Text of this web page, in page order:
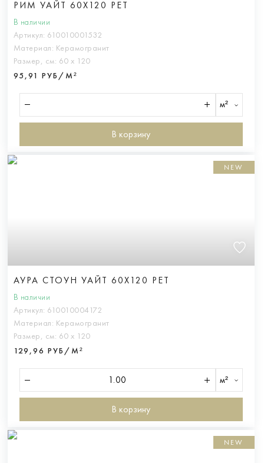
РИМ УАЙТ 60X120 РЕТ
В наличии
Артикул: 610010001532
Материал: Керамогранит
Размер, см: 60 х 120
95,91 РУБ/М²
м²
В корзину
NEW
АУРА СТОУН УАЙТ 60X120 РЕТ
В наличии
Артикул: 610010004172
Материал: Керамогранит
Размер, см: 60 х 120
129,96 РУБ/М²
м²
В корзину
NEW